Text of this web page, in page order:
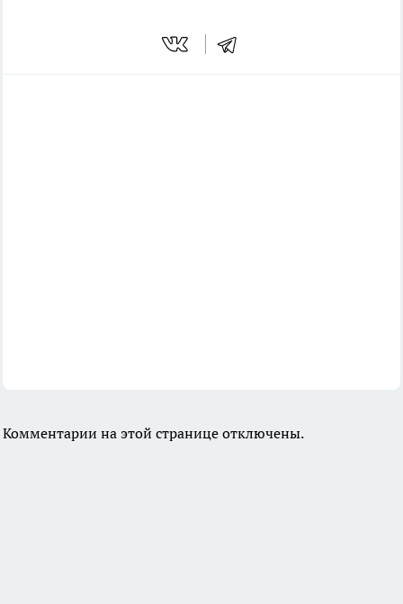
Комментарии на этой странице отключены.